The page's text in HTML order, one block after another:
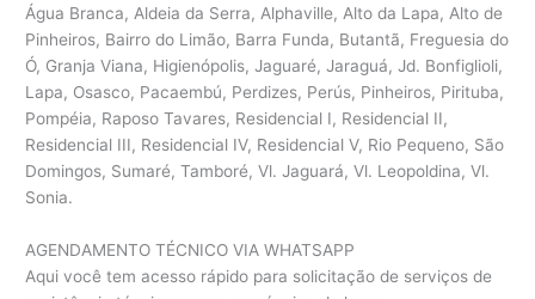
Água Branca, Aldeia da Serra, Alphaville, Alto da Lapa, Alto de
Pinheiros, Bairro do Limão, Barra Funda, Butantã, Freguesia do
Ó, Granja Viana, Higienópolis, Jaguaré, Jaraguá, Jd. Bonfiglioli,
Lapa, Osasco, Pacaembú, Perdizes, Perús, Pinheiros, Pirituba,
Pompéia, Raposo Tavares, Residencial I, Residencial II,
Residencial III, Residencial IV, Residencial V, Rio Pequeno, São
Domingos, Sumaré, Tamboré, Vl. Jaguará, Vl. Leopoldina, Vl.
Sonia.
AGENDAMENTO TÉCNICO VIA WHATSAPP
Aqui você tem acesso rápido para solicitação de serviços de